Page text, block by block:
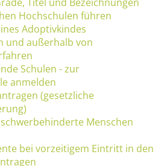
Hochschulen führen
Adoptivkindes
und außerhalb von
Schulen - zur
anmelden
(gesetzliche
Menschen
bei vorzeitigem Eintritt in den